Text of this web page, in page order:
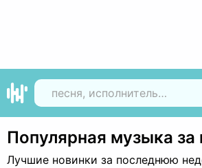
Популярная музыка
Лучшие новинки за последнюю